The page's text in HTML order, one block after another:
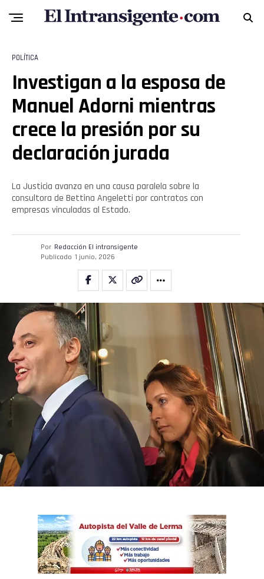
POLÍTICA
Investigan a la esposa de
Manuel Adorni mientras
crece la presión por su
declaración jurada
La Justicia avanza en una causa paralela sobre la
consultora de Bettina Angeletti por contratos con
empresas vinculadas al Estado.
Por Redacción El intransigente
Publicado 1 junio, 2026